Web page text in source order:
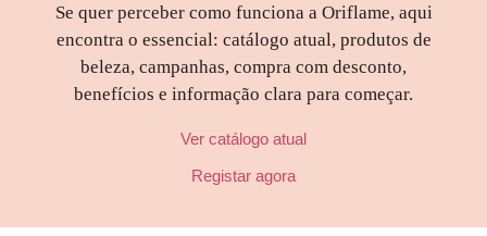
Se quer perceber como funciona a Oriflame, aqui
encontra o essencial: catálogo atual, produtos de
beleza, campanhas, compra com desconto,
benefícios e informação clara para começar.
Ver catálogo atual
Registar agora